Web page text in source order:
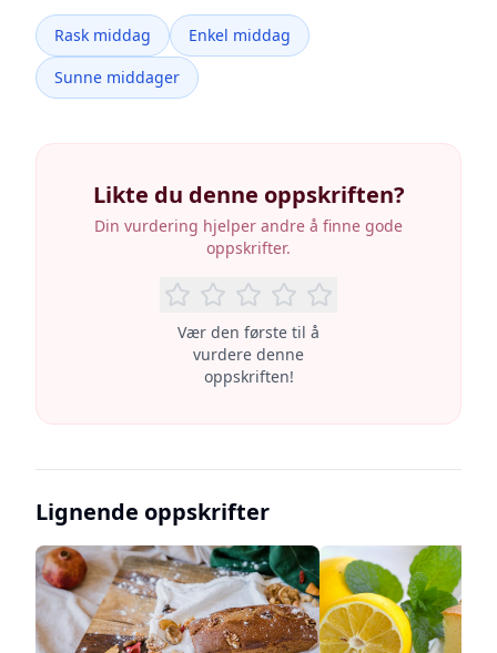
Rask middag
Enkel middag
Sunne middager
Likte du denne oppskriften?
Din vurdering hjelper andre å finne gode
oppskrifter.
Vær den første til å
vurdere denne
oppskriften!
Lignende oppskrifter